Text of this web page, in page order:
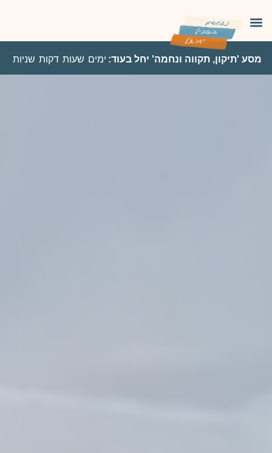
מסע 'תיקון, תקווה ונחמה' יחל בעוד: ימים שעות דקות שניות